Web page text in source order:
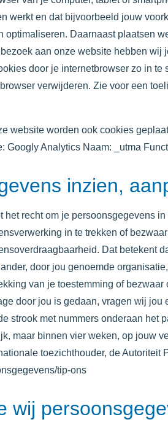
werkt en dat bijvoorbeeld jouw
optimaliseren. Daarnaast plaatsen
aan onze website hebben wij
door je internetbrowser zo in
verwijderen. Zie voor een
website worden ook cookies
Googly Analytics Naam: _utma
inzien,
het recht om je persoonsgegevens
in te trekken of
Dat betekent
door jou genoemde
van je toestemming of
door jou is gedaan, vragen wij jou
strook met nummers onderaan het
maar binnen vier weken, op jouw
toezichthouder, de Autoriteit
tip-ons
wij